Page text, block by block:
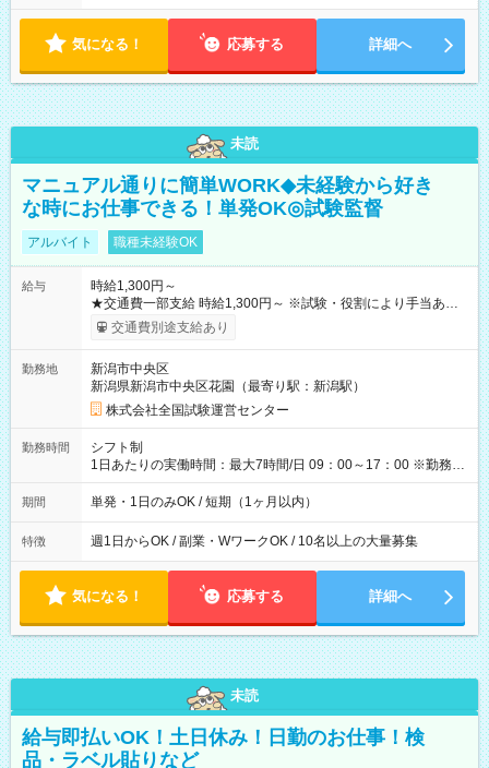
気になる！ 応募する 詳細へ
未読
マニュアル通りに簡単WORK◆未経験から好き
な時にお仕事できる！単発OK◎試験監督
アルバイト 職種未経験OK
給与
時給1,300円～
★交通費一部支給 時給1,300円～ ※試験・役割により手当あり
※勤務回数により昇給あり 【即給（前払い）オプションあ
り！】 希望される場合、勤務から1週間ほどで給与の一部を受け
例】 ・河合塾模擬試験 8:30～17:30（休憩1時間） 時給1,300円
×8時間＝日収10,400円＋交通費 ※当日の役割により時給＋100
円の場合あり ・国家試験 7:00～13:30（休憩なし） 時給1,300
円（役割手当＋100円）×6時間＝日収8,400円＋交通費 【試用期
間】試用期間なし
交通費別途支給あり
勤務地
新潟市中央区
新潟県新潟市中央区花園（最寄り駅：新潟駅）
株式会社全国試験運営センター
勤務時間
シフト制
1日あたりの実働時間：最大7時間/日 09：00～17：00 ※勤務時
間は 試験により異なります。
期間 単発・1日のみOK / 短期（1ヶ月以内）
特徴 週1日からOK / 副業・WワークOK / 10名以上の大量募集
気になる！ 応募する 詳細へ
未読
給与即払いOK！土日休み！日勤のお仕事！検
品・ラベル貼りなど